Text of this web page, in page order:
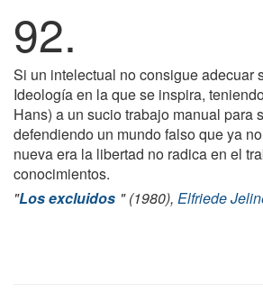
92.
Si un intelectual no consigue adecuar
Ideología en la que se inspira,
Hans) a un sucio trabajo manual para
defendiendo un mundo falso que ya
nueva era la libertad no radica en el
conocimientos.
"Los excluidos " (1980), Elfriede